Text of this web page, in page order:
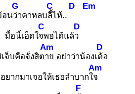
อน
G
ว่าคาหลบ
C
ลี้ไห้..
D Em
มื้อนี้เฮ็ดใ
C
จพอได้แล้
D
ว
จ็บคือจั่งสิต
Am
าย อย่าว่าน้องเ
D
ด้อ
ยากมาเจอให้เธอลำบากใ
Am
จ
F